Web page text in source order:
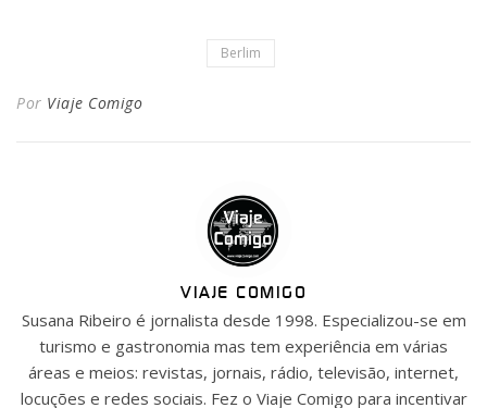
Berlim
Por Viaje Comigo
VIAJE COMIGO
Susana Ribeiro é jornalista desde 1998. Especializou-se em
turismo e gastronomia mas tem experiência em várias
áreas e meios: revistas, jornais, rádio, televisão, internet,
locuções e redes sociais. Fez o Viaje Comigo para incentivar